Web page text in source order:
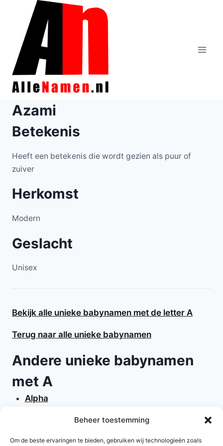
Beheer toestemming
Om de beste ervaringen te bieden, gebruiken wij technologieën zoals
Doorgaan
inhoud
Azami
Betekenis
Heeft een betekenis die wordt gezien als puur of
zuiver
Herkomst
Modern
Geslacht
Unisex
Bekijk alle unieke babynamen met de letter A
Terug naar alle unieke babynamen
Andere unieke babynamen
met A
Alpha
Avel